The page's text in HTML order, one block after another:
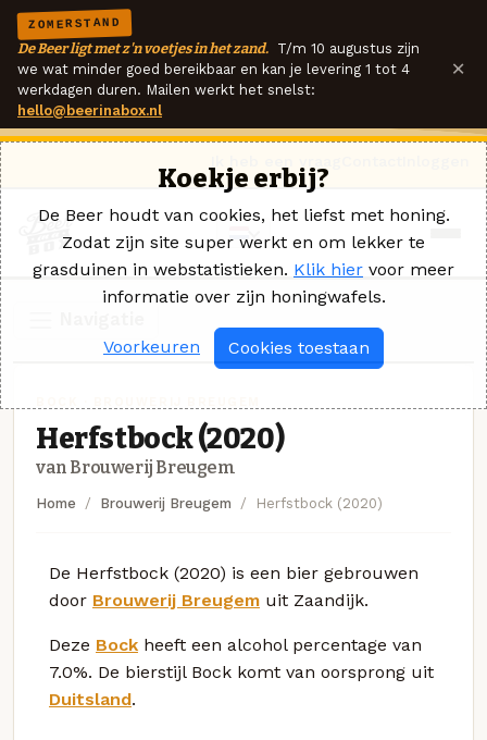
ZOMERSTAND
De Beer ligt met z'n voetjes in het zand. T/m 10 augustus zijn
we wat minder goed bereikbaar en kan je levering 1 tot 4
werkdagen duren. Mailen werkt het snelst:
hello@beerinabox.nl
×
Herfstbock (2020)
van Brouwerij Breugem
Home Brouwerij Breugem Herfstbock (2020)
De Herfstbock (2020) is een bier gebrouwen
door Brouwerij Breugem uit Zaandijk.
Deze Bock heeft een alcohol percentage van
7.0%. De bierstijl Bock komt van oorsprong uit
Duitsland.
Koekje erbij?
De Beer houdt van cookies, het liefst met honing.
Zodat zijn site super werkt en om lekker te
grasduinen in webstatistieken. Klik hier voor meer
informatie over zijn honingwafels.
Voorkeuren Cookies toestaan